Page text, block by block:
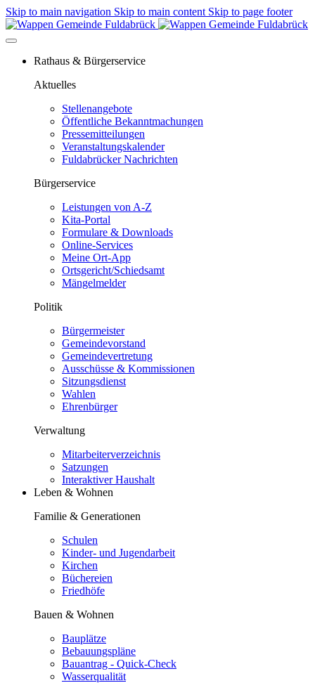
Skip to main navigation Skip to main content Skip to page footer
Rathaus & Bürgerservice
Aktuelles
Stellenangebote
Öffentliche Bekanntmachungen
Pressemitteilungen
Veranstaltungskalender
Fuldabrücker Nachrichten
Bürgerservice
Leistungen von A-Z
Kita-Portal
Formulare & Downloads
Online-Services
Meine Ort-App
Ortsgericht/Schiedsamt
Mängelmelder
Politik
Bürgermeister
Gemeindevorstand
Gemeindevertretung
Ausschüsse & Kommissionen
Sitzungsdienst
Wahlen
Ehrenbürger
Verwaltung
Mitarbeiterverzeichnis
Satzungen
Interaktiver Haushalt
Leben & Wohnen
Familie & Generationen
Schulen
Kinder- und Jugendarbeit
Kirchen
Büchereien
Friedhöfe
Bauen & Wohnen
Bauplätze
Bebauungspläne
Bauantrag - Quick-Check
Wasserqualität